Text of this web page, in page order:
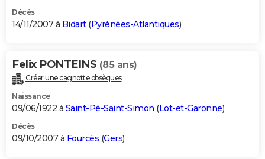
Décès
14/11/2007 à Bidart(Pyrénées-Atlantiques)
Felix PONTEINS (85 ans)
Créer une cagnotte obsèques
Naissance
09/06/1922 à Saint-Pé-Saint-Simon (Lot-et-Garonne)
Décès
09/10/2007 à Fourcès (Gers)